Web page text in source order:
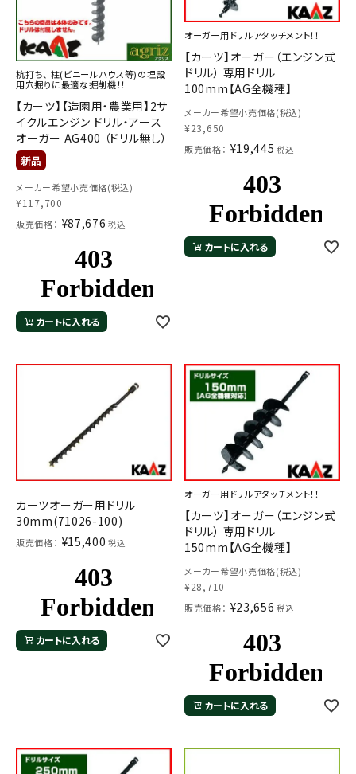
杭打ち、 柱(ビニールハウス等)の埋設
用穴掘りに最適な掘削機！！
【カーツ】【造園用・農業用】2サ
イクルエンジン ドリル・アース
オーガー AG400 （ドリル無し）
メーカー希望小売価格(税込)
¥117,700
販売価格： ¥87,676 税込
カートに入れる
オーガー用ドリルアタッチメント！！
【カーツ】オーガー（エンジン式
ドリル） 専用ドリル
100mm【AG全機種】
メーカー希望小売価格(税込)
¥23,650
販売価格： ¥19,445 税込
カートに入れる
カーツオーガー用ドリル
30mm(71026-100)
販売価格： ¥15,400 税込
カートに入れる
オーガー用ドリルアタッチメント！！
【カーツ】オーガー（エンジン式
ドリル） 専用ドリル
150mm【AG全機種】
メーカー希望小売価格(税込)
¥28,710
販売価格： ¥23,656 税込
カートに入れる